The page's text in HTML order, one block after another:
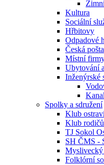
Kultura
Sociální
Hřbitovy
Odpadové
Česká pošta
Místní
Ubytování
Inženýrské
Spolky a sdružení
Klub
Klub
TJ Sokol
SH ČMS -
Myslivecký
Folklórní